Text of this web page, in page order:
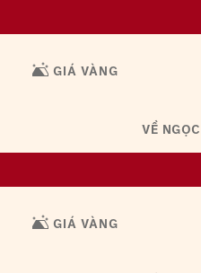
GIÁ VÀNG
VỀ
GIÁ VÀNG